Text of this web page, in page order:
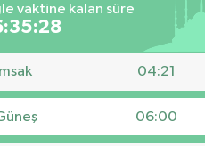
vaktine kalan süre
İmsak 04:21
06:00